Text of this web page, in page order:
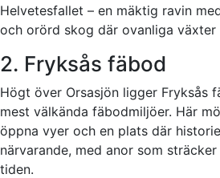
Helvetesfallet – en mäktig ravin
och orörd skog där ovanliga växter
2. Fryksås fäbod
Högt över Orsasjön ligger Fryksås
mest välkända fäbodmiljöer. Här
öppna vyer och en plats där
närvarande, med anor som
tiden.